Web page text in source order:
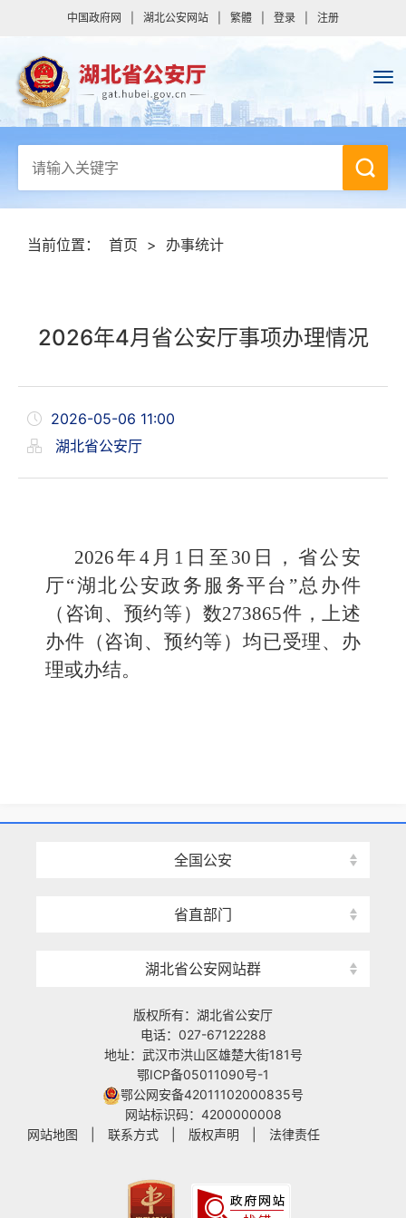
中国政府网 湖北公安网站 繁體 登录 注册
当前位置： 首页 > 办事统计
2026年4月省公安厅事项办理情况
2026-05-06 11:00
湖北省公安厅
2026年4月1日至30日，省公安
厅“湖北公安政务服务平台”总办件
（咨询、预约等）数273865件，上述
办件（咨询、预约等）均已受理、 办
理或办结。
全国公安
省直部门
湖北省公安网站群
版权所有：湖北省公安厅
电话：027-67122288
地址：武汉市洪山区雄楚大街181号
鄂ICP备05011090号-1
鄂公网安备42011102000835号
网站标识码：4200000008
网站地图
联系方式 版权声明 法律责任